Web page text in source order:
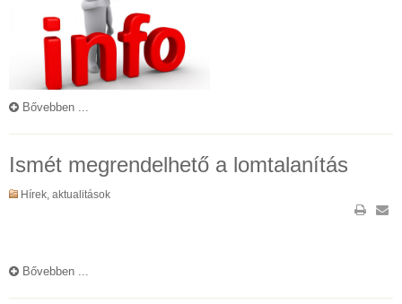
Bővebben ...
Ismét megrendelhető a lomtalanítás
Hírek, aktualitások
Bővebben ...